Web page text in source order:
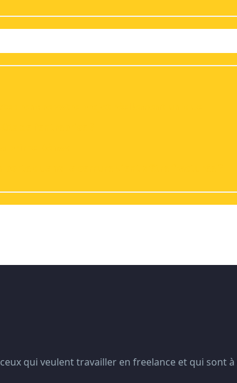
qui veulent travailler en freelance et qui